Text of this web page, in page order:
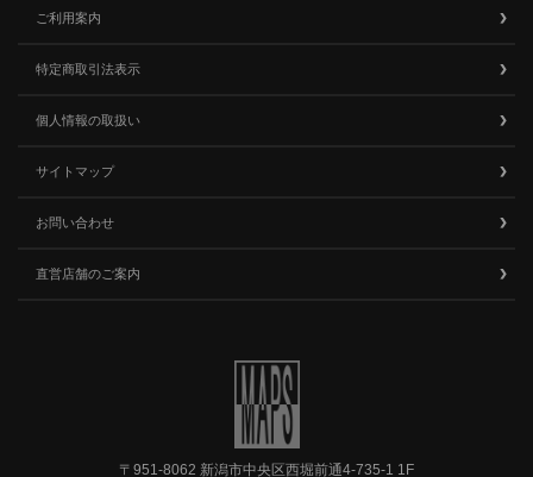
ご利用案内
特定商取引法表示
個人情報の取扱い
サイトマップ
お問い合わせ
直営店舗のご案内
〒951-8062 新潟市中央区西堀前通4-735-1 1F